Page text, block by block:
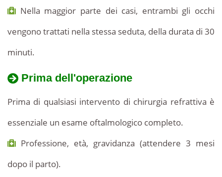
Nella maggior parte dei casi, entrambi gli occhi
vengono trattati nella stessa seduta, della durata di 30
minuti.
Prima dell'operazione
Prima di qualsiasi intervento di chirurgia refrattiva è
essenziale un esame oftalmologico completo.
Professione, età, gravidanza (attendere 3 mesi
dopo il parto).